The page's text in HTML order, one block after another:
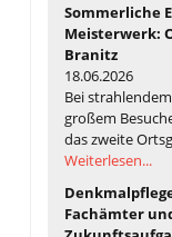
Sommerliche
Meisterwerk:
Branitz
18.06.2026
Bei
großem
das zweite
Weiterlesen...
Fachämter